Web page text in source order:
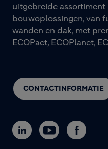
CONTACTINFORMATIE
uitgebreide
bouwoplossingen, van
wanden en dak, met
ECOPact, ECOPlanet,